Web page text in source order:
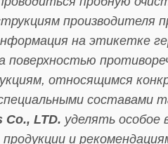
производителя
на этикетке
поверхностью
относящимся
составами
Co., LTD. уделять особое
и